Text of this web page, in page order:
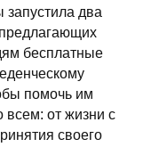
два
бесплатные
помочь им
всем: от жизни с
своего